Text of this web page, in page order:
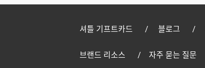
셔틀 기프트카드 블로그
브랜드 리소스 자주 묻는 질문